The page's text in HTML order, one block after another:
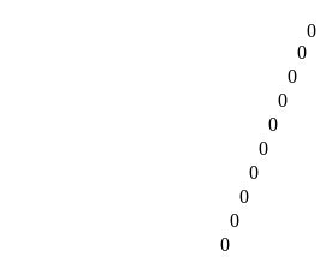
0
0
0
0
0
0
0
0
0
0